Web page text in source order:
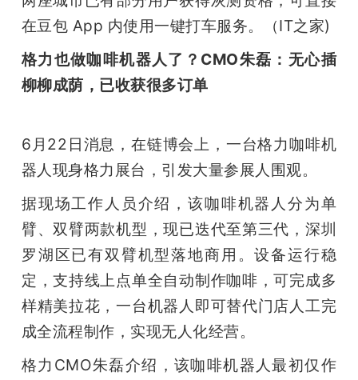
在豆包 App 内使用一键打车服务。（IT之家)
格力也做咖啡机器人了？CMO朱磊：无心插
柳柳成荫，已收获很多订单
6月22日消息，在链博会上，一台格力咖啡机
器人现身格力展台，引发大量参展人围观。
据现场工作人员介绍，该咖啡机器人分为单
臂、双臂两款机型，现已迭代至第三代，深圳
罗湖区已有双臂机型落地商用。设备运行稳
定，支持线上点单全自动制作咖啡，可完成多
样精美拉花，一台机器人即可替代门店人工完
成全流程制作，实现无人化经营。
格力CMO朱磊介绍，该咖啡机器人最初仅作